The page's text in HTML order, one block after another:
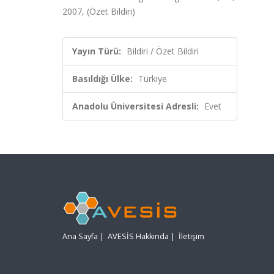
2007, (Özet Bildiri)
Yayın Türü: Bildiri / Özet Bildiri
Basıldığı Ülke: Türkiye
Anadolu Üniversitesi Adresli: Evet
Ana Sayfa | AVESİS Hakkında | İletişim